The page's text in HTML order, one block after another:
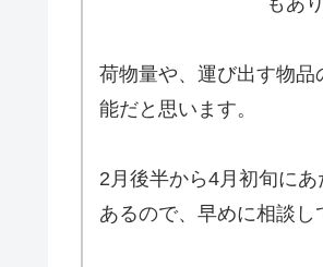
荷物量や、運び出す物
能だと思います。
2月後半から4月初旬に
あるので、早めに相談し